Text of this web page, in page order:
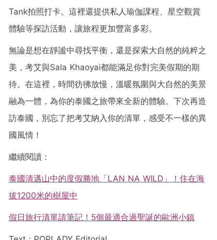
Tank拍照打卡。這裡還提供私人瑜伽課程、星空觀賞
體驗等探訪活動，讓旅程更加豐富多彩。
無論是想在靜謐中尋找平衡，還是探索大自然的純粹之
美，考艾與Sala Khaoyai都能滿足你對完美假期的期
待。在這裡，時間彷彿放慢，溫暖氛圍與大自然的美景
融為一體，為你的泰國之旅帶來全新的體驗。下次再造
訪泰國，別忘了把考艾納入你的清單，感受不一樣的異
國風情！
繼續閱讀：
泰國清邁山中的度假勝地「LAN NA WILD」！住在海
拔1200米的樹屋中
假日旅行清單請筆記！5個最適合過聖誕的歐洲小鎮